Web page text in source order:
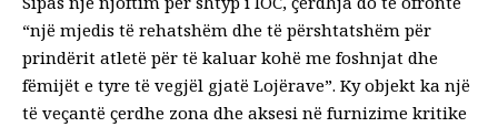
“një mjedis të rehatshëm dhe të përshtatshëm për
prindërit atletë për të kaluar kohë me foshnjat dhe
fëmijët e tyre të vegjël gjatë Lojërave”. Ky objekt ka një
të veçantë çerdhe zona dhe aksesi në furnizime kritike